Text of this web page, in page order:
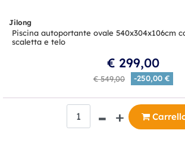
Jilong
Piscina autoportante ovale 540x304x106cm
scaletta e telo
€ 549,00 -250,00 €
€ 299,00
Quantità